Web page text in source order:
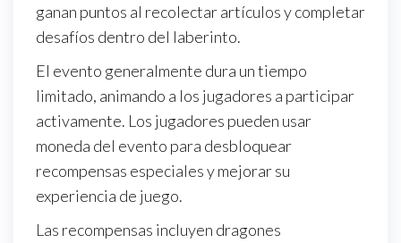
ganan puntos al recolectar artículos y completar
desafíos dentro del laberinto.
El evento generalmente dura un tiempo
limitado, animando a los jugadores a participar
activamente. Los jugadores pueden usar
moneda del evento para desbloquear
recompensas especiales y mejorar su
experiencia de juego.
Las recompensas incluyen dragones